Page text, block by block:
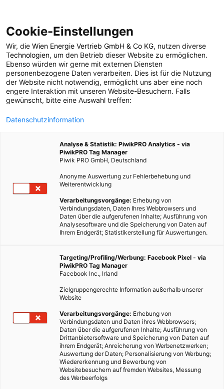
POSTS BY TAG
Madrid
2 BEITRÄGE
Autofreie Stadt
11. MAI 2017 VONENERGIELEBEN REDAKTION
Mehrere Städte weltweit haben mittlerweile Pläne autofrei zu
werden.
Cookie-Einstellungen
Wir, die Wien Energie Vertrieb GmbH & Co KG, nutzen diverse
Technologien, um den Betrieb dieser Website zu ermöglichen.
Ebenso würden wir gerne mit externen Diensten
personenbezogene Daten verarbeiten. Dies ist für die Nutzung
der Website nicht notwendig, ermöglicht uns aber eine noch
engere Interaktion mit unseren Website-Besuchern. Falls
gewünscht, bitte eine Auswahl treffen:
Datenschutzinformation
Analyse & Statistik: PiwikPRO Analytics - via
PiwikPRO Tag Manager
Piwik PRO GmbH, Deutschland
Anonyme Auswertung zur Fehlerbehebung und
Weiterentwicklung
Verarbeitungsvorgänge: Erhebung von
Verbindungsdaten, Daten Ihres Webbrowsers und
Daten über die aufgerufenen Inhalte; Ausführung von
Analysesoftware und die Speicherung von Daten auf
Ihrem Endgerät; Statistikerstellung für Auswertungen.
Targeting/Profiling/Werbung: Facebook Pixel - via
PiwikPRO Tag Manager
Facebook Inc., Irland
Zielgruppengerechte Information außerhalb unserer
Website
Verarbeitungsvorgänge: Erhebung von
Verbindungsdaten und Daten ihres Webbrowsers;
Daten über die aufgerufenen Inhalte; Ausführung von
Drittanbietersoftware und Speicherung von Daten auf
ihrem Endgerät; Anreicherung von Werbenetzwerken;
Auswertung der Daten; Personalisierung von Werbung;
Wiedererkennung und Bewerbung von
Websitebesuchern auf fremden Websites, Messung
des Werbeerfolgs